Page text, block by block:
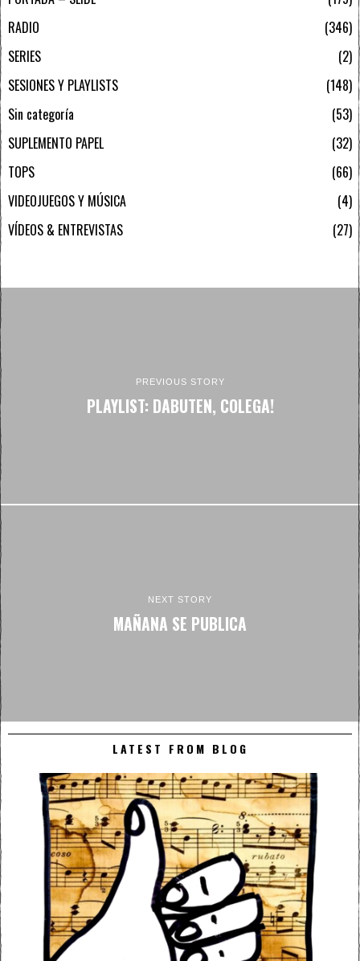
RADIO
346
SERIES
2
SESIONES Y PLAYLISTS
148
Sin categoría
53
SUPLEMENTO PAPEL
32
TOPS
66
VIDEOJUEGOS Y MÚSICA
4
VÍDEOS & ENTREVISTAS
27
PREVIOUS STORY
PLAYLIST: DABUTEN, COLEGA!
NEXT STORY
MAÑANA SE PUBLICA
LATEST FROM BLOG